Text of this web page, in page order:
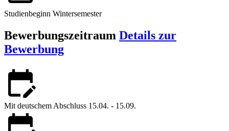
Studienbeginn Wintersemester
Bewerbungszeitraum Details zur
Bewerbung
Mit deutschem Abschluss 15.04. - 15.09.